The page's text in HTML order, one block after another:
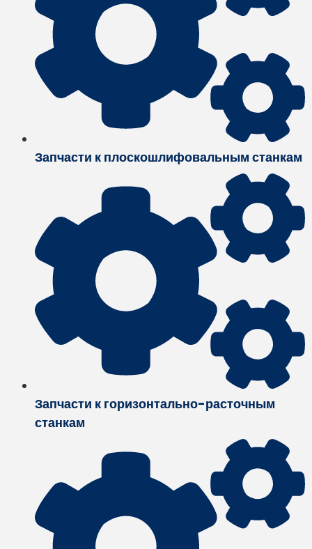
Запчасти к плоскошлифовальным станкам
Запчасти к горизонтально-расточным
станкам